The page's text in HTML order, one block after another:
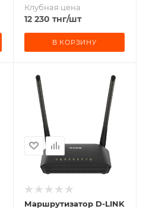
Клубная цена
12 230 тнг/шт
В КОРЗИНУ
Маршрутизатор D-LINK